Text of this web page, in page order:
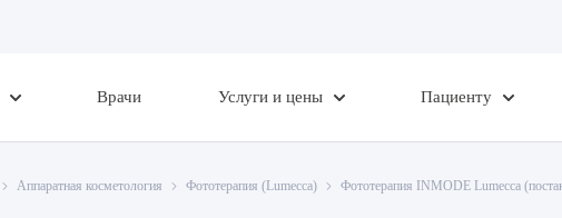
Врачи Услуги и цены Пациенту
Аппаратная косметология Фототерапия (Lumecca) Фототерапия INMODE Lumecca